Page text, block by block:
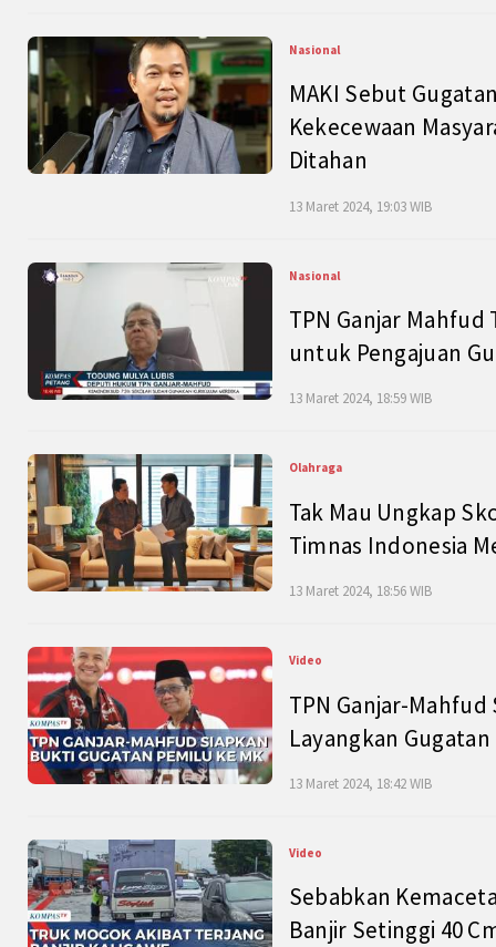
Nasional
MAKI Sebut
Kekecewaan
Ditahan
13 Maret 2024, 19:03 WIB
Nasional
TPN Ganjar
untuk Pengajuan
13 Maret 2024, 18:59 WIB
Olahraga
Tak Mau Ungkap
Timnas Indonesia
13 Maret 2024, 18:56 WIB
Video
TPN Ganjar-
Layangkan
13 Maret 2024, 18:42 WIB
Video
Sebabkan
Banjir Setinggi 40